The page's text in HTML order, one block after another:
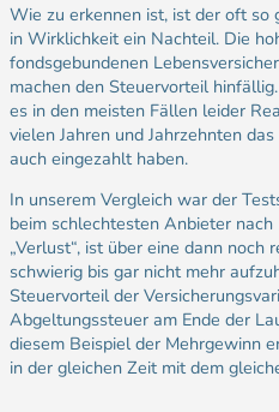
Wie zu erkennen ist, ist der oft so
in Wirklichkeit ein Nachteil. Die
fondsgebundenen
machen den Steuervorteil
es in den meisten Fällen leider
vielen Jahren und Jahrzehnten
auch eingezahlt haben.
In unserem Vergleich war der
beim schlechtesten Anbieter
„Verlust“, ist über eine dann noch
schwierig bis gar nicht mehr
Steuervorteil der
Abgeltungssteuer am Ende der
diesem Beispiel der Mehrgewinn
in der gleichen Zeit mit dem